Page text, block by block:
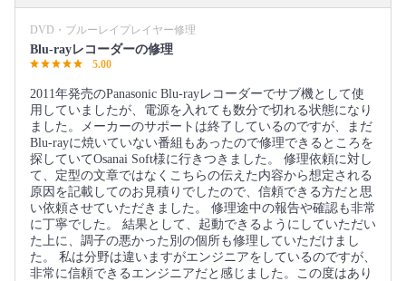
DVD・ブルーレイプレイヤー修理
Blu-rayレコーダーの修理
5.00
2011年発売のPanasonic Blu-rayレコーダーでサブ機として使
用していましたが、電源を入れても数分で切れる状態になり
ました。メーカーのサポートは終了しているのですが、まだ
Blu-rayに焼いていない番組もあったので修理できるところを
探していてOsanai Soft様に行きつきました。 修理依頼に対し
て、定型の文章ではなくこちらの伝えた内容から想定される
原因を記載してのお見積りでしたので、信頼できる方だと思
い依頼させていただきました。 修理途中の報告や確認も非常
に丁寧でした。 結果として、起動できるようにしていただい
た上に、調子の悪かった別の個所も修理していただけまし
た。 私は分野は違いますがエンジニアをしているのですが、
非常に信頼できるエンジニアだと感じました。この度はあり